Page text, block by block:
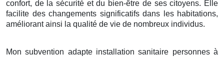
confort, de la sécurité et du bien-être de ses citoyens. Elle
facilite des changements significatifs dans les habitations,
améliorant ainsi la qualité de vie de nombreux individus.
Mon subvention adapte installation sanitaire personnes à